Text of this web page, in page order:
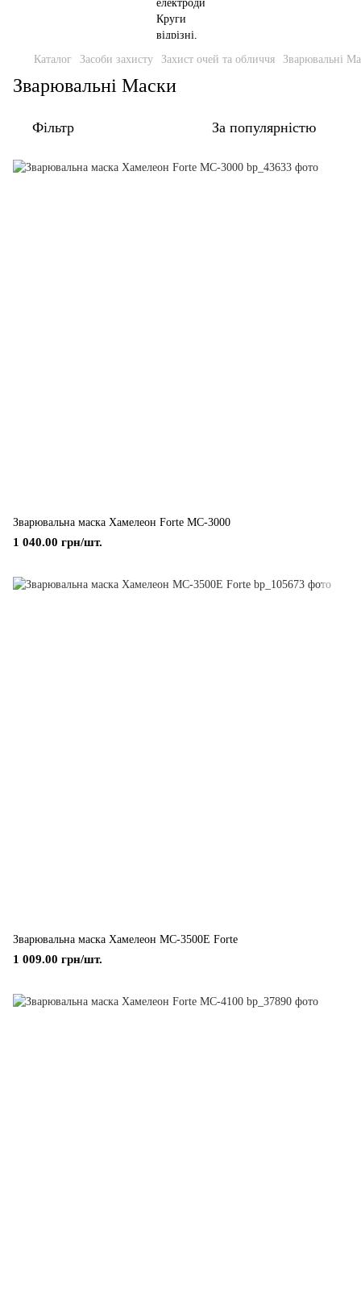
Каталог Засоби захисту Захист очей та обличчя Зварювальні
Зварювальні Маски
Фільтр За популярністю
Зварювальна маска Хамелеон Forte MC-3000
1 040.00 грн/шт.
Зварювальна маска Хамелеон МС-3500E Forte
1 009.00 грн/шт.